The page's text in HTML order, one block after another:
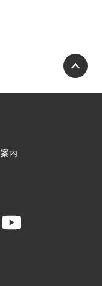
内